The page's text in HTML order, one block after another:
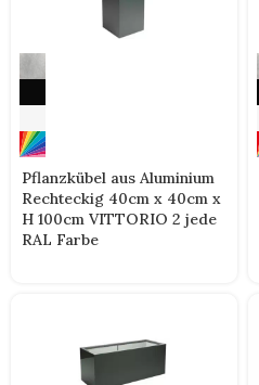
Pflanzkübel aus Aluminium
Rechteckig 40cm x 40cm x
H 100cm VITTORIO 2 jede
RAL Farbe